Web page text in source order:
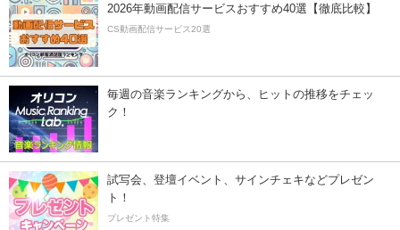
2026年動画配信サービスおすすめ40選【徹底比較】
CS動画配信サービス20選
毎週の音楽ランキングから、ヒットの推移をチェッ
ク！
試写会、登壇イベント、サインチェキなどプレゼン
ト！
プレゼント特集